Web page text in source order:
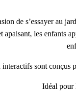
de s’essayer au
les enfants
sont conçus
Idéal pour